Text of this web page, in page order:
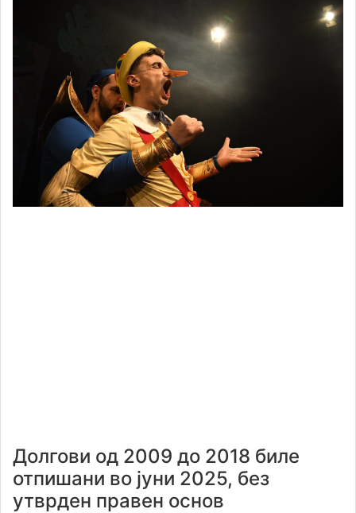
Долгови од 2009 до 2018 биле
отпишани во јуни 2025, без
утврден правен основ